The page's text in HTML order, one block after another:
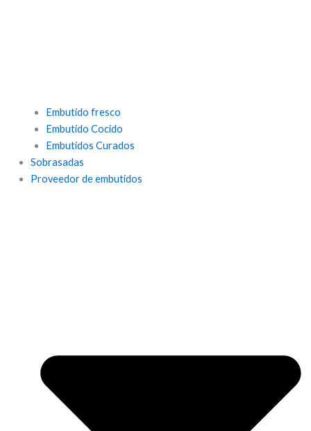
Embutido fresco
Embutido Cocido
Embutidos Curados
Sobrasadas
Proveedor de embutidos